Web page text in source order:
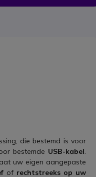
die bestemd is voor
bestemde USB-kabel.
uw eigen aangepaste
of rechtstreeks op uw